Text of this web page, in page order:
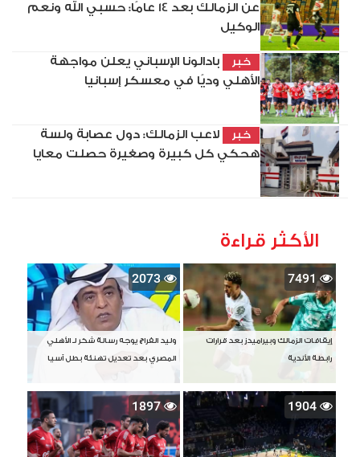
عن الزمالك بعد 14 عامًا: حسبي الله ونعم
الوكيل
خبر
بادالونا الإسباني يعلن مواجهة
الأهلي وديًا في معسكر إسبانيا
خبر
لاعب الزمالك: دول عصابة ولسة
هحكي كل كبيرة وصغيرة حصلت معايا
الأكثر قراءة
7491
إيقافات الزمالك وبيراميدز بعد قرارات
رابطة الأندية
2073
وليد الفراج يوجه رسالة شكر لـ الأهلي
المصري بعد تعديل تهنئة بطل آسيا
1904
1897